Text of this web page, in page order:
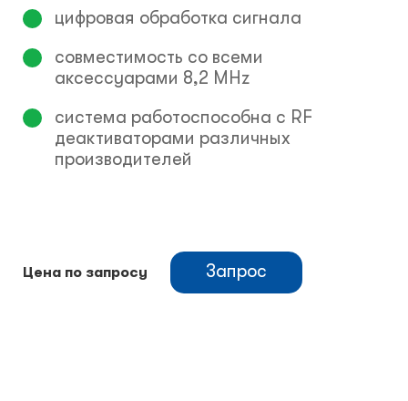
цифровая обработка сигнала
совместимость со всеми
аксессуарами 8,2 MHz
система работоспособна с RF
деактиваторами различных
производителей
Цена по запросу Запрос